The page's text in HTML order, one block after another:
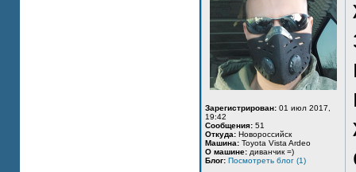
Зарегистрирован: 01 июл 2017,
19:42
Сообщения: 51
Откуда: Новороссийск
Машина: Toyota Vista Ardeo
О машине: диванчик =)
Блог: Посмотреть блог (1)